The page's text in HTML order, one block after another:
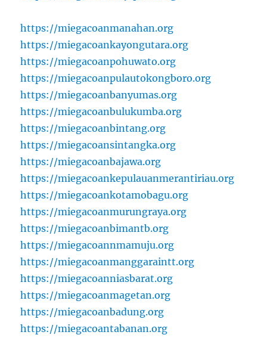
https://miegacoanmanahan.org
https://miegacoankayongutara.org
https://miegacoanpohuwato.org
https://miegacoanpulautokongboro.org
https://miegacoanbanyumas.org
https://miegacoanbulukumba.org
https://miegacoanbintang.org
https://miegacoansintangka.org
https://miegacoanbajawa.org
https://miegacoankepulauanmerantiriau.org
https://miegacoankotamobagu.org
https://miegacoanmurungraya.org
https://miegacoanbimantb.org
https://miegacoannmamuju.org
https://miegacoanmanggaraintt.org
https://miegacoanniasbarat.org
https://miegacoanmagetan.org
https://miegacoanbadung.org
https://miegacoantabanan.org